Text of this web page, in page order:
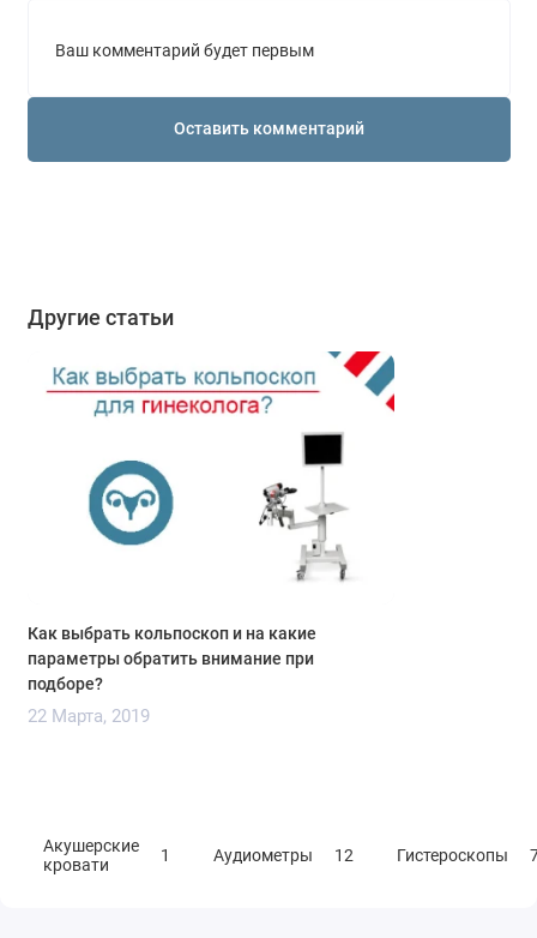
Ваш комментарий будет первым
Оставить комментарий
Другие статьи
Как выбрать кольпоскоп и на какие
параметры обратить внимание при
подборе?
22 Марта, 2019
Акушерские
кровати
1 Аудиометры 12 Гистероскопы